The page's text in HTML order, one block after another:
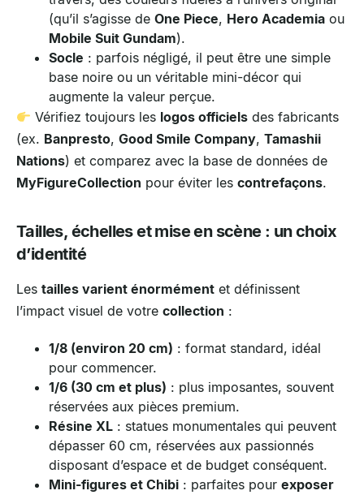
(qu’il s’agisse de One Piece, Hero Academia ou
Mobile Suit Gundam).
Socle : parfois négligé, il peut être une simple
base noire ou un véritable mini-décor qui
augmente la valeur perçue.
Vérifiez toujours les logos officiels des fabricants
(ex. Banpresto, Good Smile Company, Tamashii
Nations) et comparez avec la base de données de
MyFigureCollection pour éviter les contrefaçons.
Tailles, échelles et mise en scène : un choix
d’identité
Les tailles varient énormément et définissent
l’impact visuel de votre collection :
1/8 (environ 20 cm) : format standard, idéal
pour commencer.
1/6 (30 cm et plus) : plus imposantes, souvent
réservées aux pièces premium.
Résine XL : statues monumentales qui peuvent
dépasser 60 cm, réservées aux passionnés
disposant d’espace et de budget conséquent.
Mini-figures et Chibi : parfaites pour exposer